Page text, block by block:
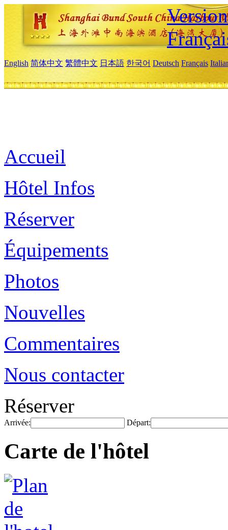
English 简体中文 繁體中文 日本語 한국어 Deutsch Français
Accueil
Hôtel Infos
Réserver
Équipements
Photos
Nouvelles
Commentaires
Nous contacter
Réserver
Arrivée: Départ:
Carte de l'hôtel